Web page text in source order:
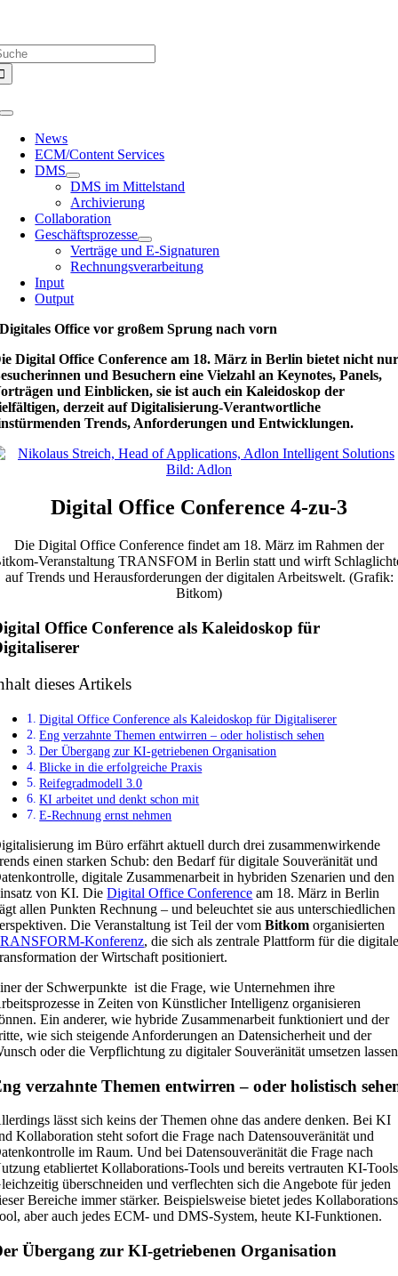
springen
Toggle
Navigation
News
ECM/Content Services
DMS
DMS im Mittelstand
Archivierung
Collaboration
Geschäftsprozesse
Verträge und E-Signaturen
Rechnungsverarbeitung
Input
Output
Digitales Office vor großem Sprung nach vorn
Digital Office Conference am 18. März in Berlin bietet nicht
und Besuchern eine Vielzahl an Keynotes, Panels,
und Einblicken, sie ist auch ein Kaleidoskop der
derzeit auf Digitalisierung-Verantwortliche
Trends, Anforderungen und Entwicklungen.
Digital Office Conference 4-zu-3
Die Digital Office Conference findet am 18. März im Rahmen der
Veranstaltung TRANSFOM in Berlin statt und wirft
auf Trends und Herausforderungen der digitalen Arbeitswelt. (Grafik:
Bitkom)
Office Conference als Kaleidoskop für
dieses Artikels
Digital Office Conference als Kaleidoskop für Digitaliserer
Eng verzahnte Themen entwirren – oder holistisch sehen
Der Übergang zur KI-getriebenen Organisation
Blicke in die erfolgreiche Praxis
Reifegradmodell 3.0
KI arbeitet und denkt schon mit
E-Rechnung ernst nehmen
im Büro erfährt aktuell durch drei zusammenwirkende
einen starken Schub: den Bedarf für digitale Souveränität und
digitale Zusammenarbeit in hybriden Szenarien und den
von KI. DieDigital Office Conference am 18. März in Berlin
allen Punkten Rechnung – und beleuchtet sie aus unterschiedlichen
Die Veranstaltung ist Teil der vomBitkom organisierten
Konferenz, die sich als zentrale Plattform für die
der Wirtschaft positioniert.
der Schwerpunkte ist die Frage, wie Unternehmen ihre
in Zeiten von Künstlicher Intelligenz organisieren
Ein anderer, wie hybride Zusammenarbeit funktioniert und der
wie sich steigende Anforderungen an Datensicherheit und der
oder die Verpflichtung zu digitaler Souveränität umsetzen
verzahnte Themen entwirren – oder holistisch
lässt sich keins der Themen ohne das andere denken. Bei KI
Kollaboration steht sofort die Frage nach Datensouveränität und
im Raum. Und bei Datensouveränität die Frage nach
etabliertet Kollaborations-Tools und bereits vertrauten KI-
überschneiden und verflechten sich die Angebote für jeden
Bereiche immer stärker. Beispielsweise bietet jedes
aber auch jedes ECM- und DMS-System, heute KI-Funktionen.
Übergang zur KI-getriebenen Organisation